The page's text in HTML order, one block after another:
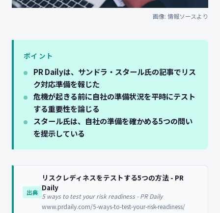
画像: 情報ソースより
ポイント
PR Dailyは、サンドラ・スタール氏の記事でリス
ク対応準備を報じた
危機が起きる前に自社の準備状況を平時にテスト
する重要性を論じる
スタール氏は、自社の準備を確かめる5つの問い
を提示している
出典
リスクレディネスをテストする5つの方法 - PR
Daily
5 ways to test your risk readiness - PR Daily
www.prdaily.com/5-ways-to-test-your-risk-readiness/